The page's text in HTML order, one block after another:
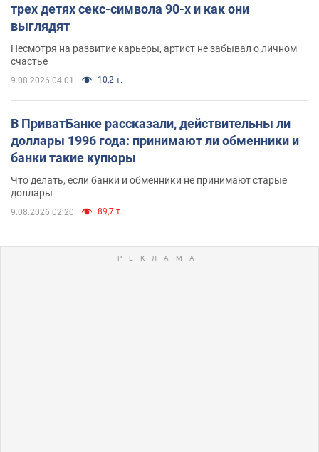
трех детях секс-символа 90-х и как они
выглядят
Несмотря на развитие карьеры, артист не забывал о личном
счастье
9.08.2026 04:01 10,2 т.
В ПриватБанке рассказали, действительны ли
доллары 1996 года: принимают ли обменники и
банки такие купюры
Что делать, если банки и обменники не принимают старые
доллары
9.08.2026 02:20 89,7 т.